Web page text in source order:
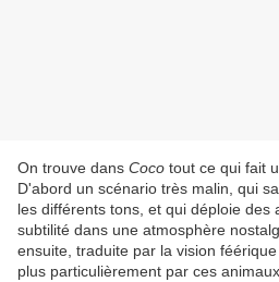
On trouve dans Coco tout ce qui fait
D'abord un scénario très malin, qui
les différents tons, et qui déploie des
subtilité dans une atmosphère
ensuite, traduite par la vision
plus particulièrement par ces